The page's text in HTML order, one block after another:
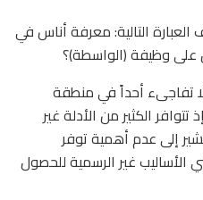
التالية: معرفة أناس في
على وظيفة (الواسطة)؟
تفاجىء أحداً في منطقة
الكثير من الأدلة غير
تشير إلى عدم أهمية توفر
الأساليب غير الرسمية للحصول